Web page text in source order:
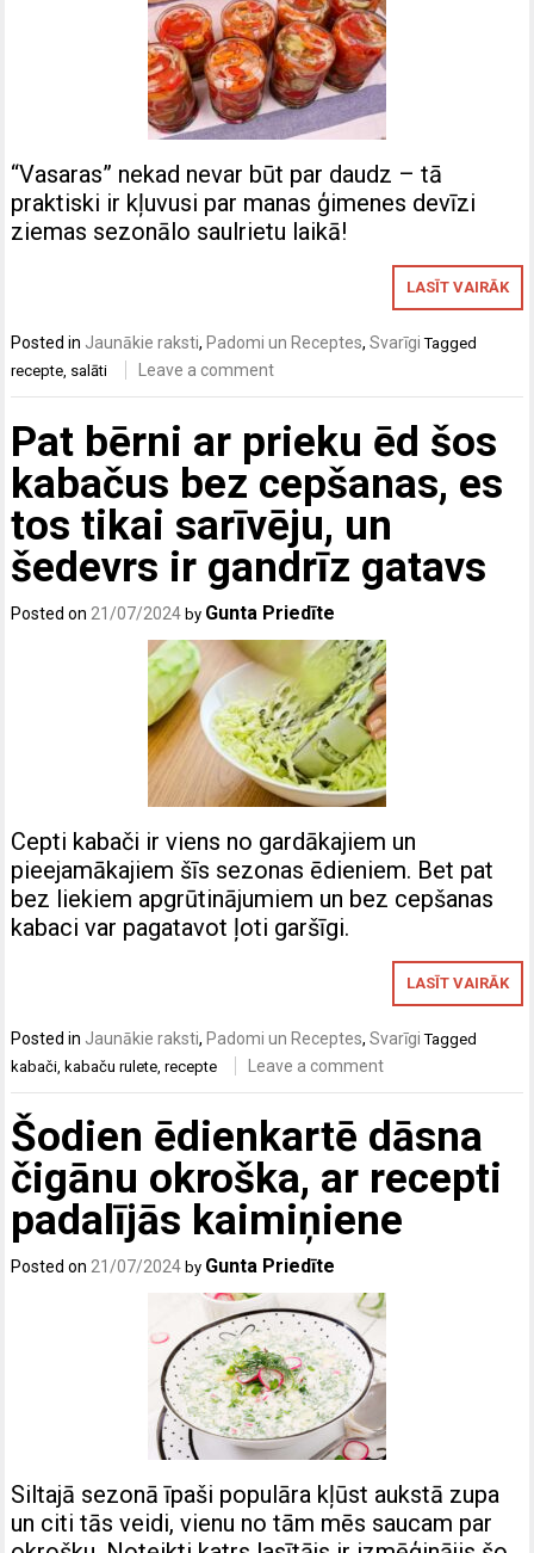
“Vasaras” nekad nevar būt par daudz – tā
praktiski ir kļuvusi par manas ģimenes devīzi
ziemas sezonālo saulrietu laikā!
LASĪT VAIRĀK
Posted in Jaunākie raksti, Padomi un Receptes,Svarīgi Tagged
recepte, salāti Leave a comment
Pat bērni ar prieku ēd šos
kabačus bez cepšanas, es
tos tikai sarīvēju, un
šedevrs ir gandrīz gatavs
Posted on 21/07/2024 by Gunta Priedīte
Cepti kabači ir viens no gardākajiem un
pieejamākajiem šīs sezonas ēdieniem. Bet pat
bez liekiem apgrūtinājumiem un bez cepšanas
kabaci var pagatavot ļoti garšīgi.
LASĪT VAIRĀK
Posted in Jaunākie raksti, Padomi un Receptes,Svarīgi Tagged
kabači ,kabaču rulete ,recepte Leave a comment
Šodien ēdienkartē dāsna
čigānu okroška, ar ​​recepti
padalījās kaimiņiene
Posted on 21/07/2024 by Gunta Priedīte
Siltajā sezonā īpaši populāra kļūst aukstā zupa
un citi tās veidi, vienu no tām mēs saucam par